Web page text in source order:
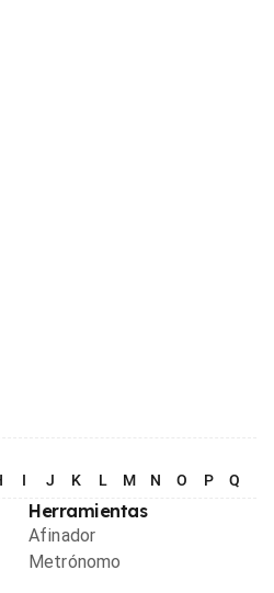
I J K L M N O P Q
Herramientas
Afinador
Metrónomo